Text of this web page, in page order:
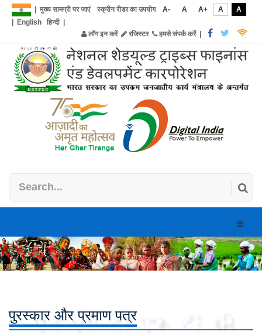
मुख्य सामग्री पर जाएं स्क्रीन रीडर का उपयोग A- A A+ A
A
English हिन्दी|
लॉग इन करें
रजिस्टर हमसे संपर्क करें|
Toggle
पुरस्कार और प्रमाण पत्र